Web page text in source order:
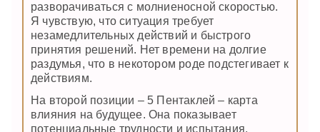
разворачиваться с молниеносной скоростью.
Я чувствую, что ситуация требует
незамедлительных действий и быстрого
принятия решений. Нет времени на долгие
раздумья, что в некотором роде подстегивает к
действиям.
На второй позиции – 5 Пентаклей – карта
влияния на будущее. Она показывает
потенциальные трудности и испытания,